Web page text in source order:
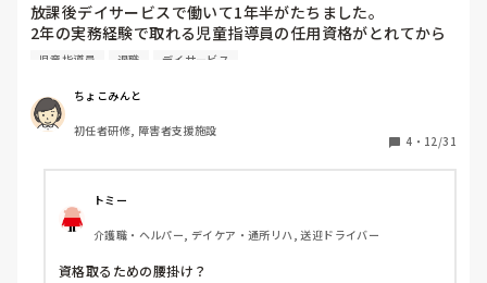
放課後デイサービスで働いて1年半がたちました。
2年の実務経験で取れる児童指導員の任用資格がとれてから
の退職を考えていました。ですが、強度行動障害の研修を受
に児童指導員も得たことになっているのでしょうか？もしな
っているようでしたらあと半年残らず退職をしたいと思って
います。
児童指導員 退職 デイサービス
ちょこみんと
初任者研修, 障害者支援施設
4 ・ 12/31
トミー
介護職・ヘルパー, デイケア・通所リハ, 送迎ドライバー
資格取るための腰掛け？